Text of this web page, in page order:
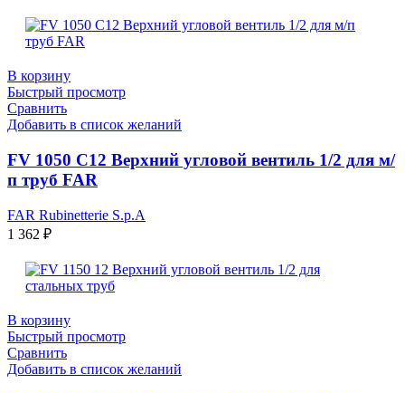
В корзину
Быстрый просмотр
Сравнить
Добавить в список желаний
FV 1050 C12 Верхний угловой вентиль 1/2 для м/
п труб FAR
FAR Rubinetterie S.p.A
1 362 ₽
В корзину
Быстрый просмотр
Сравнить
Добавить в список желаний